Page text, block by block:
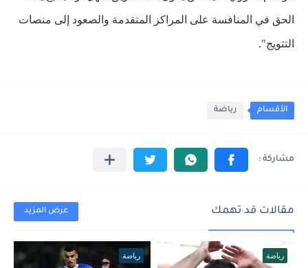
الحق في المنافسة على المراكز المتقدمة والصعود إلى منصات
التتويج".
الأقسام رياضة
مقالات قد تهمك عرض المزيد
رياضة رياضة